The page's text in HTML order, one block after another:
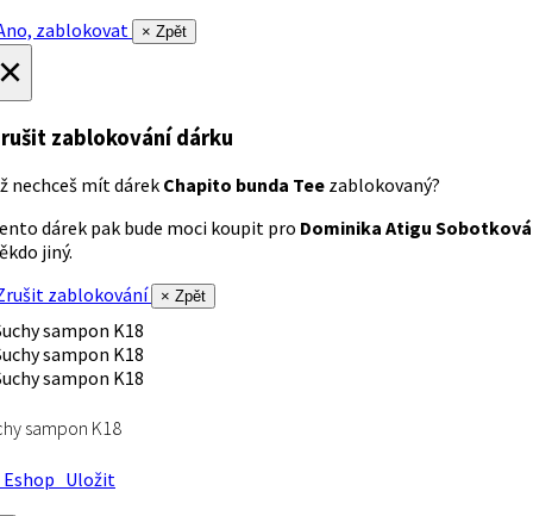
zablokovat
× Zpět
zablokování dárku
nechceš mít dárek Chapito bunda Tee zablokovaný?
dárek pak bude moci koupit pro Dominika Atigu Sobotková
jiný.
zablokování
× Zpět
sampon K18
Uložit